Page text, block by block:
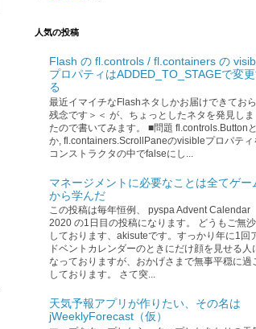
人気の投稿
Flash の fl.controls / fl.containers の
プロパティはADDED_TO_STAGEで変
る
最近イマイチなFlashネタしかお届けできてお
残念です＞＜ が、ちょっとしたネタを発見しま
たので書いてみます。 ■問題 fl.controls.Buttonと
か, fl.containers.ScrollPaneのvisibleプロパティ
コンストラクタの中でfalseにし...
マネージメントに必要なことは全てゲー
から学んだ
この投稿は毎年恒例、 pyspa Advent Calendar
2020 の1日目の投稿になります。 どうもご無
しております、akisuteです。すっかり年に1回
ドベントカレンダーのときにだけ顔を見せる人
なっておりますが、おかげさまで無事平穏に過
しております。 さて突...
天気予報アプリが作りたい、その名は
jWeeklyForecast（仮）